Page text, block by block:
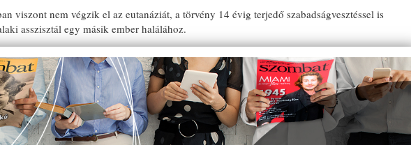
viszont nem végzik el az eutanáziát, a törvény 14 évig terjedő szabadságvesztéssel is
asszisztál egy másik ember halálához.